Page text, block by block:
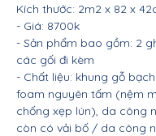
Kích thước: 2m2 x 82 x
- Giá: 8700k
- Sản phẩm bao gồm: 2
các gối đi kèm
- Chất liệu: khung gỗ
foam nguyên tấm (nệm
chống xẹp lún), da công
còn có vải bố / da công